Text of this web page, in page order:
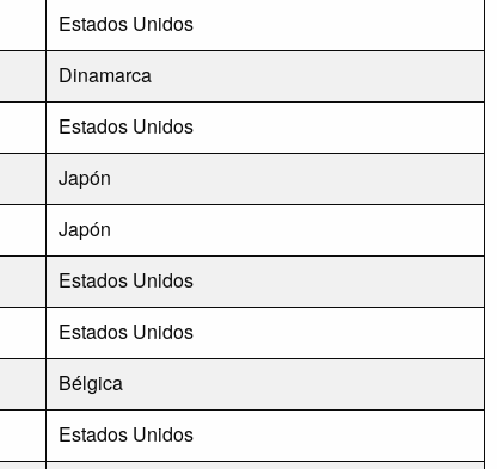
Estados Unidos
Dinamarca
Estados Unidos
Japón
Japón
Estados Unidos
Estados Unidos
Bélgica
Estados Unidos